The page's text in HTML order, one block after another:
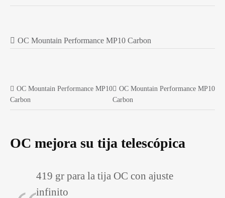
OC Mountain Performance MP10 Carbon
OC Mountain Performance MP10
Carbon
OC Mountain Performance MP10
Carbon
OC mejora su tija telescópica
419 gr para la tija OC con ajuste
infinito